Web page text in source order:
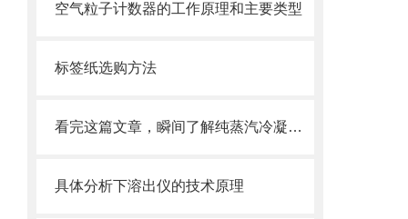
空气粒子计数器的工作原理和主要类型
标签纸选购方法
看完这篇文章，瞬间了解纯蒸汽冷凝器了
具体分析下溶出仪的技术原理